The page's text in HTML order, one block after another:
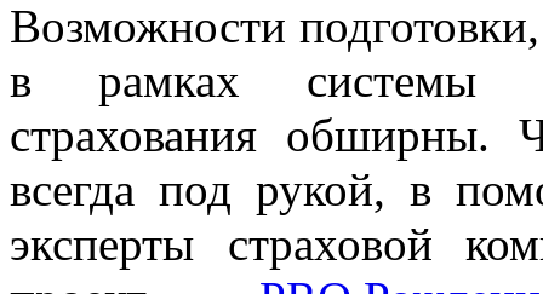
Возможности
в рамках системы
страхования обширны.
всегда под рукой, в
эксперты страховой